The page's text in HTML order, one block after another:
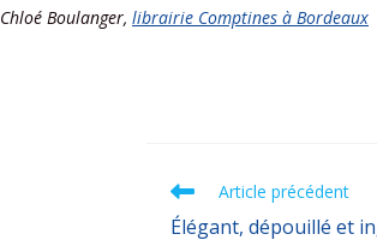
Chloé Boulanger, librairie Comptines à Bordeaux
Article précédent
Élégant, dépouillé et